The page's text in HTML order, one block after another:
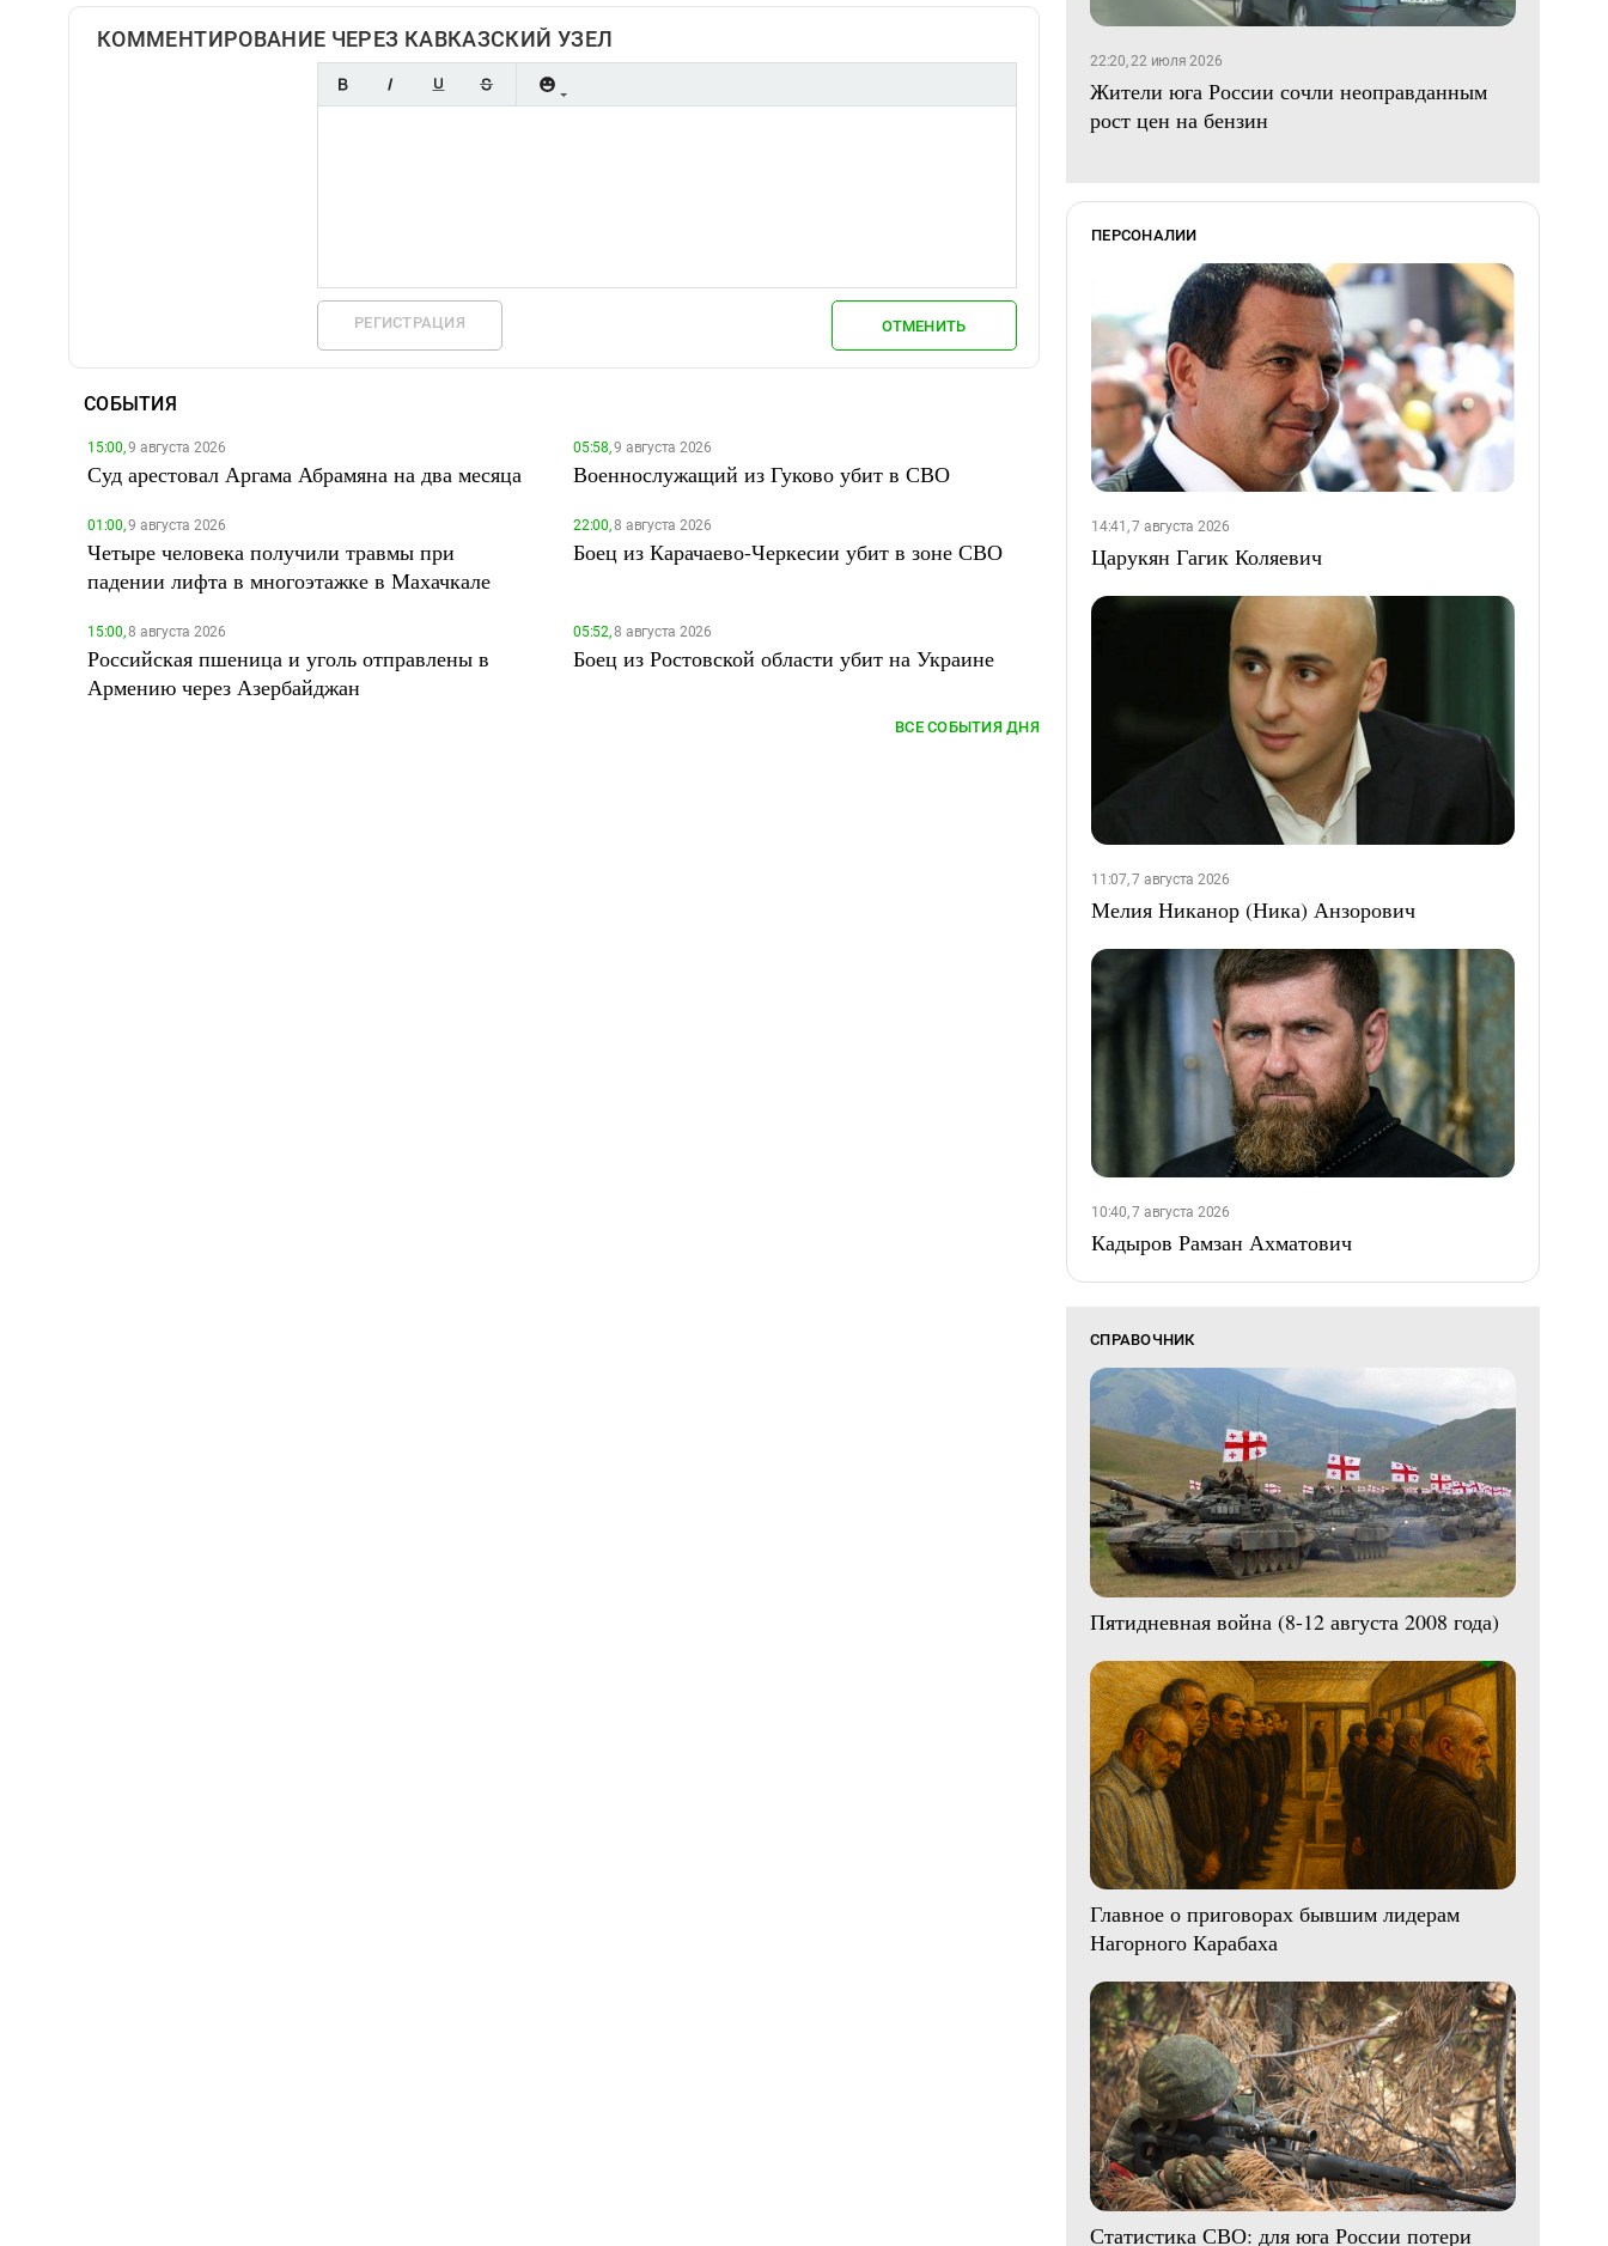
КОММЕНТИРОВАНИЕ ЧЕРЕЗ КАВКАЗСКИЙ УЗЕЛ
РЕГИСТРАЦИЯ ОТМЕНИТЬ
СОБЫТИЯ
15:00,9 августа 2026
Суд арестовал Аргама Абрамяна на два месяца
05:58,9 августа 2026
Военнослужащий из Гуково убит в СВО
01:00,9 августа 2026
Четыре человека получили травмы при
падении лифта в многоэтажке в Махачкале
22:00,8 августа 2026
Боец из Карачаево-Черкесии убит в зоне СВО
15:00,8 августа 2026
Российская пшеница и уголь отправлены в
Армению через Азербайджан
05:52,8 августа 2026
Боец из Ростовской области убит на Украине
ВСЕ СОБЫТИЯ ДНЯ
22:20, 22 июля 2026
Жители юга России сочли неоправданным
рост цен на бензин
ПЕРСОНАЛИИ
14:41, 7 августа 2026
Царукян Гагик Коляевич
11:07, 7 августа 2026
Мелия Никанор (Ника) Анзорович
10:40, 7 августа 2026
Кадыров Рамзан Ахматович
СПРАВОЧНИК
Пятидневная война (8-12 августа 2008 года)
Главное о приговорах бывшим лидерам
Нагорного Карабаха
Статистика СВО: для юга России потери